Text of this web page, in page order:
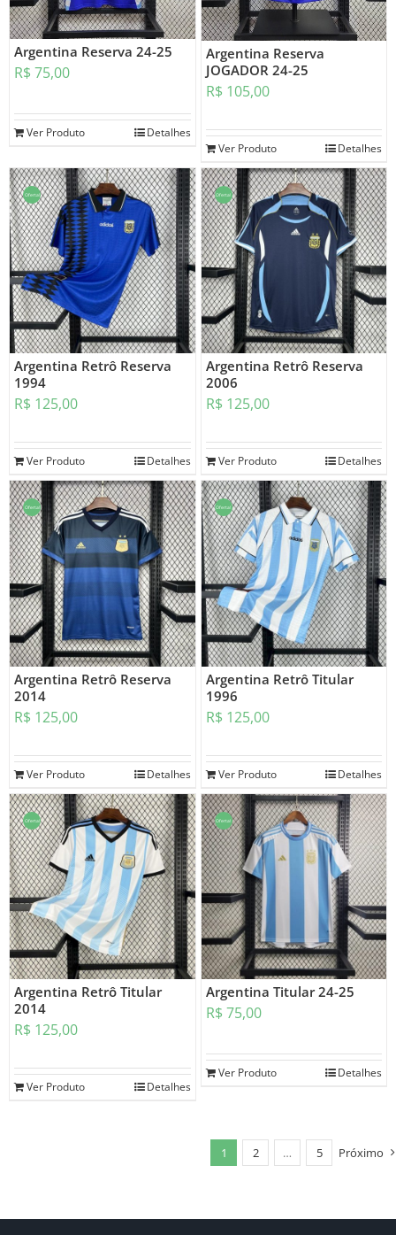
Argentina Reserva 24-25
R$ 75,00
Ver Produto Detalhes
Argentina Reserva
JOGADOR 24-25
R$ 105,00
Ver Produto Detalhes
Oferta!
Argentina Retrô Reserva
1994
R$ 125,00
Ver Produto Detalhes
Oferta!
Argentina Retrô Reserva
2006
R$ 125,00
Ver Produto Detalhes
Oferta!
Argentina Retrô Reserva
2014
R$ 125,00
Ver Produto Detalhes
Oferta!
Argentina Retrô Titular
1996
R$ 125,00
Ver Produto Detalhes
Oferta!
Argentina Retrô Titular
2014
R$ 125,00
Ver Produto Detalhes
Oferta!
Argentina Titular 24-25
R$ 75,00
Ver Produto Detalhes
1 2 … 5 Próximo